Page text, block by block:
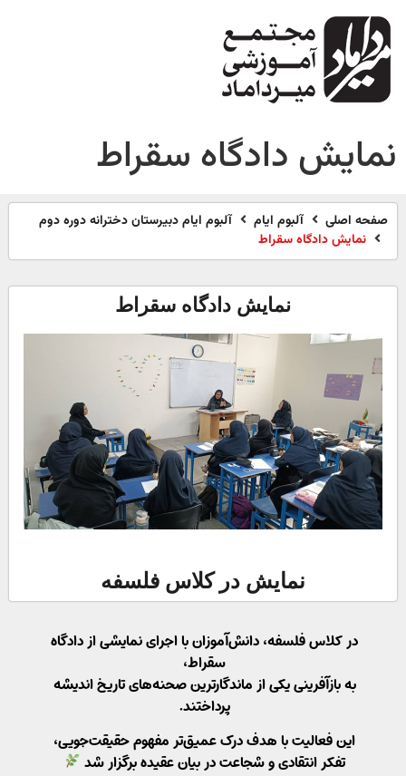
نمایش دادگاه سقراط
صفحه اصلی آلبوم ایام
آلبوم ایام دبیرستان دخترانه دوره دوم
نمایش دادگاه سقراط
نمایش دادگاه سقراط
نمایش در کلاس فلسفه
در کلاس فلسفه، دانش‌آموزان با اجرای نمایشی از دادگاه
سقراط،
به بازآفرینی یکی از ماندگارترین صحنه‌های تاریخ اندیشه
پرداختند.
این فعالیت با هدف درک عمیق‌تر مفهوم حقیقت‌جویی،
تفکر انتقادی و شجاعت در بیان عقیده برگزار شد